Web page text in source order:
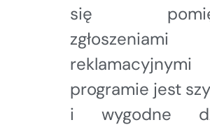
się
zgłoszeniami
programie jest
i wygodne